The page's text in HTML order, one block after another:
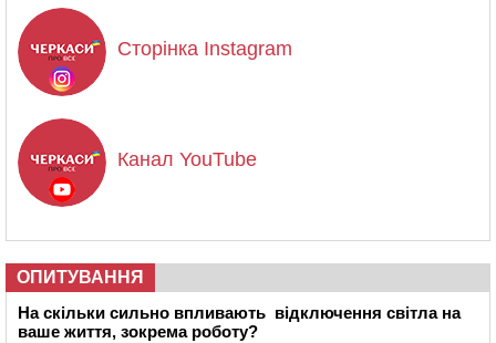
Сторінка Instagram
Канал YouTube
ОПИТУВАННЯ
На скільки сильно впливають відключення світла на
ваше життя, зокрема роботу?